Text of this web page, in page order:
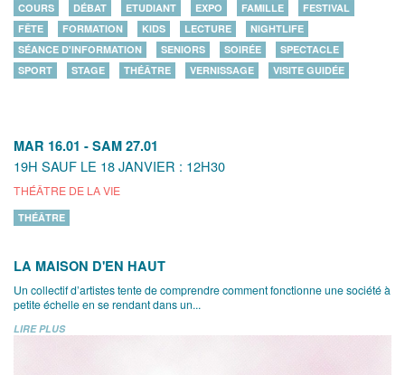
COURS
DÉBAT ETUDIANT EXPO FAMILLE
FESTIVAL
FÊTE
FORMATION KIDS LECTURE
NIGHTLIFE
SÉANCE D'INFORMATION
SENIORS SOIRÉE
SPECTACLE
SPORT
STAGE THÉÂTRE VERNISSAGE VISITE GUIDÉE
MAR 16.01 - SAM 27.01
19H SAUF LE 18 JANVIER : 12H30
THÉÂTRE DE LA VIE
THÉÂTRE
LA MAISON D'EN HAUT
Un collectif d’artistes tente de comprendre comment fonctionne une société à
petite échelle en se rendant dans un...
LIRE PLUS